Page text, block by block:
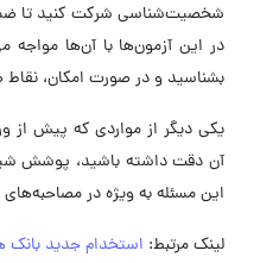
شخصیت‌شناسی شرکت کنید تا
در این آزمون‌ها با آن‌ها
بشناسید و در صورت امکان،
یکی دیگر از مواردی که پیش از
آن دقت داشته باشید، پوشش
این مسئله به ویژه در
لینک مرتبط: استخدام جدید بانک